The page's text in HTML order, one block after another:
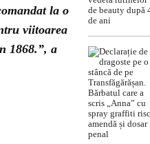
la o
viitoarea
1868.”, a